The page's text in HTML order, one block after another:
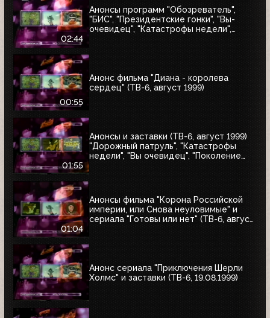
02:44
Анонсы программ "Обозреватель",
"БИС", "Президентские гонки", "Вы-
очевидец", "Катастрофы недели",
00:55
Анонс фильма "Диана - королева
сердец" (ТВ-6, август 1999)
01:55
Анонсы и заставки (ТВ-6, август 1999)
"Дорожный патруль", "Катастрофы
недели", "Вы очевидец", "Поколение
01:04
Анонсы фильма "Корона Российской
империи, или Снова неуловимые" и
сериала "Готовы или нет" (ТВ-6, август
Анонс сериала "Приключения Шерли
Холмс" и заставки (ТВ-6, 19.08.1999)